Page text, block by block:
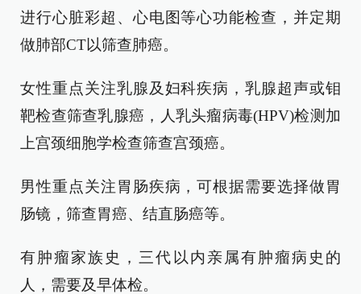
进行心脏彩超、心电图等心功能检查，并定期
做肺部CT以筛查肺癌。
女性重点关注乳腺及妇科疾病，乳腺超声或钼
靶检查筛查乳腺癌，人乳头瘤病毒(HPV)检测加
上宫颈细胞学检查筛查宫颈癌。
男性重点关注胃肠疾病，可根据需要选择做胃
肠镜，筛查胃癌、结直肠癌等。
有肿瘤家族史，三代以内亲属有肿瘤病史的
人，需要及早体检。